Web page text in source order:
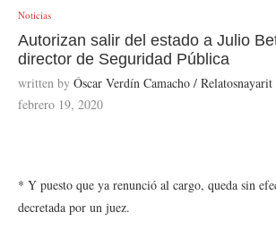
Noticias
Autorizan salir del estado a Julio
director de Seguridad Pública
written by Óscar Verdín Camacho / Relatosnayarit
febrero 19, 2020
* Y puesto que ya renunció al cargo, queda sin
decretada por un juez.